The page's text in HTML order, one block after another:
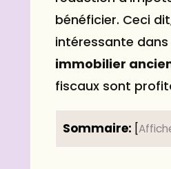
bénéficier. Ceci
intéressante dans
immobilier
fiscaux sont
Sommaire: